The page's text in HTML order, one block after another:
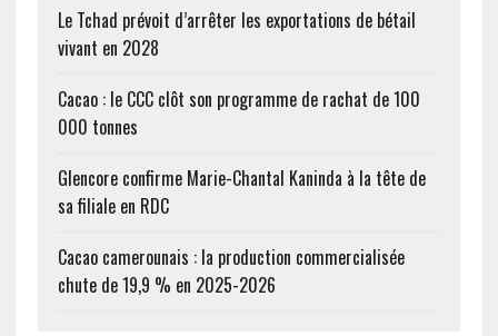
Le Tchad prévoit d’arrêter les exportations de bétail
vivant en 2028
Cacao : le CCC clôt son programme de rachat de 100
000 tonnes
Glencore confirme Marie-Chantal Kaninda à la tête de
sa filiale en RDC
Cacao camerounais : la production commercialisée
chute de 19,9 % en 2025-2026